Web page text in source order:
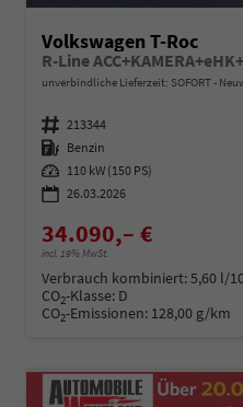
Volkswagen T-Roc
R-Line
unverbindliche Lieferzeit: SOFORT
Fahrzeugnummer 213344
Kraftstoff Benzin
Leistung 110 kW (150 PS)
26.03.2026
34.090,– €
incl. 19% MwSt.
Verbrauch kombiniert:5,60 l/
CO2-Klasse: D
CO2-Emissionen: 128,00 g/km